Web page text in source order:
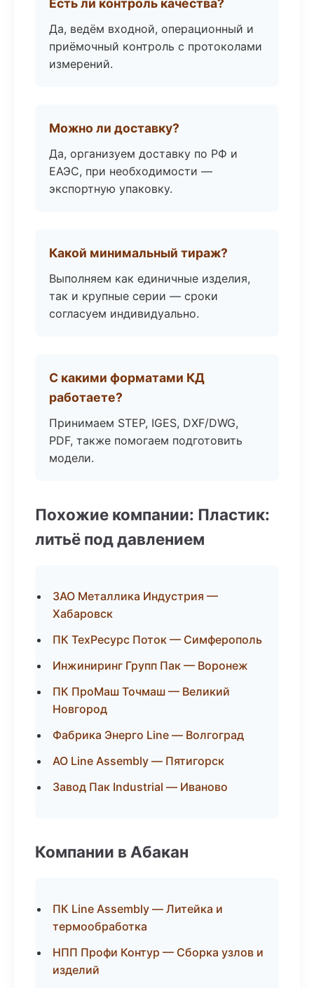
Есть ли контроль качества?
Да, ведём входной, операционный и
приёмочный контроль с протоколами
измерений.
Можно ли доставку?
Да, организуем доставку по РФ и
ЕАЭС, при необходимости —
экспортную упаковку.
Какой минимальный тираж?
Выполняем как единичные изделия,
так и крупные серии — сроки
согласуем индивидуально.
С какими форматами КД
работаете?
Принимаем STEP, IGES, DXF/DWG,
PDF, также помогаем подготовить
модели.
Похожие компании: Пластик:
литьё под давлением
ЗАО Металлика Индустрия —
Хабаровск
ПК ТехРесурс Поток — Симферополь
Инжиниринг Групп Пак — Воронеж
ПК ПроМаш Точмаш — Великий
Новгород
Фабрика Энерго Line — Волгоград
АО Line Assembly — Пятигорск
Завод Пак Industrial — Иваново
Компании в Абакан
ПК Line Assembly — Литейка и
термообработка
НПП Профи Контур — Сборка узлов и
изделий